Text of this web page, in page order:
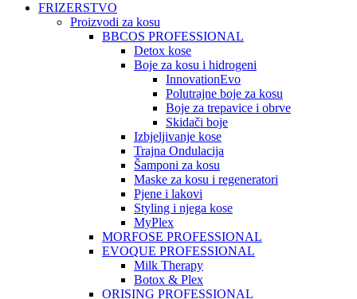
FRIZERSTVO
Proizvodi za kosu
BBCOS PROFESSIONAL
Detox kose
Boje za kosu i hidrogeni
InnovationEvo
Polutrajne boje za kosu
Boje za trepavice i obrve
Skidači boje
Izbjeljivanje kose
Trajna Ondulacija
Šamponi za kosu
Maske za kosu i regeneratori
Pjene i lakovi
Styling i njega kose
MyPlex
MORFOSE PROFESSIONAL
EVOQUE PROFESSIONAL
Milk Therapy
Botox & Plex
ORISING PROFESSIONAL